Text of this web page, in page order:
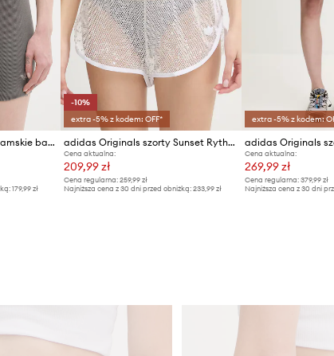
adidas Originals kolarki damskie bawełniane z elastanem
179,99 zł
-10%
extra -5% z kodem: OFF*
adidas Originals szorty Sunset Rythms
Cena aktualna:
209,99 zł
Cena regularna:259,99 zł
Najniższa cena z 30 dni przed obniżką:233,99 zł
extra -5% z kodem:
Cena aktualna:
269,99 zł
Cena regularna: 379,99 zł
Najniższa cena z 30 dni